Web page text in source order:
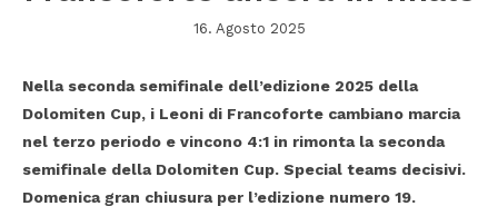
16. Agosto 2025
Nella seconda semifinale dell’edizione 2025 della
Dolomiten Cup, i Leoni di Francoforte cambiano marcia
nel terzo periodo e vincono 4:1 in rimonta la seconda
semifinale della Dolomiten Cup. Special teams decisivi.
Domenica gran chiusura per l’edizione numero 19.